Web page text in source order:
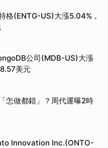
格(ENTG-US)大漲5.04%，
公司(MDB-US)大漲
美元
怎做都錯」？周代運曝2時
Innovation Inc.(ONTO-